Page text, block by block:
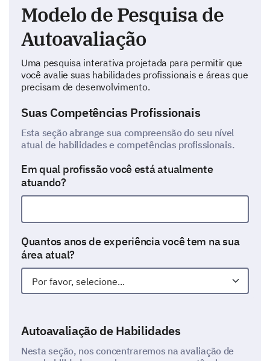
Modelo de Pesquisa de
Autoavaliação
Uma pesquisa interativa projetada para permitir que
você avalie suas habilidades profissionais e áreas que
precisam de desenvolvimento.
Suas Competências Profissionais
Esta seção abrange sua compreensão do seu nível
atual de habilidades e competências profissionais.
Em qual profissão você está atualmente
atuando?
Quantos anos de experiência você tem na sua
área atual?
Autoavaliação de Habilidades
Nesta seção, nos concentraremos na avaliação de